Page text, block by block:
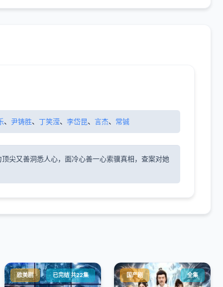
、 尹铸胜、 丁笑滢、 李岱昆、 言杰、 常铖
尖又善洞悉人心，面冷心善一心索骥真相，查案对她
欧美剧 已完结 共22集 国产剧 全集